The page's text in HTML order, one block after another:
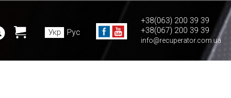
Укр Рус
+38(063) 200 39 39
+38(067) 200 39 39
info@recuperator.com.ua